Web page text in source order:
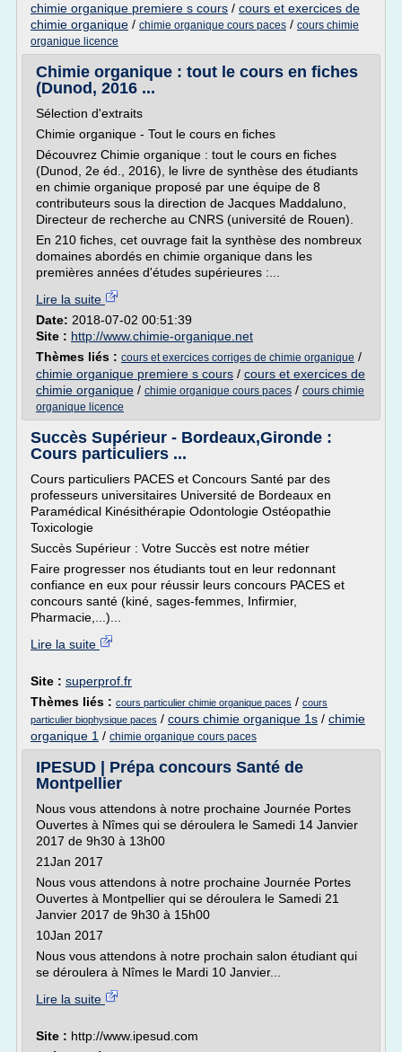
chimie organique premiere s cours / cours et exercices de
chimie organique / chimie organique cours paces / cours chimie
organique licence
Chimie organique : tout le cours en fiches
(Dunod, 2016 ...
Sélection d'extraits
Chimie organique - Tout le cours en fiches
Découvrez Chimie organique : tout le cours en fiches
(Dunod, 2e éd., 2016), le livre de synthèse des étudiants
en chimie organique proposé par une équipe de 8
contributeurs sous la direction de Jacques Maddaluno,
Directeur de recherche au CNRS (université de Rouen).
En 210 fiches, cet ouvrage fait la synthèse des nombreux
domaines abordés en chimie organique dans les
premières années d'études supérieures :...
Lire la suite
Date: 2018-07-02 00:51:39
Site : http://www.chimie-organique.net
Thèmes liés : cours et exercices corriges de chimie organique /
chimie organique premiere s cours / cours et exercices de
chimie organique / chimie organique cours paces / cours chimie
organique licence
Succès Supérieur - Bordeaux,Gironde :
Cours particuliers ...
Cours particuliers PACES et Concours Santé par des
professeurs universitaires Université de Bordeaux en
Paramédical Kinésithérapie Odontologie Ostéopathie
Toxicologie
Succès Supérieur : Votre Succès est notre métier
Faire progresser nos étudiants tout en leur redonnant
confiance en eux pour réussir leurs concours PACES et
concours santé (kiné, sages-femmes, Infirmier,
Pharmacie,...)...
Lire la suite
Site : superprof.fr
Thèmes liés : cours particulier chimie organique paces / cours
particulier biophysique paces / cours chimie organique 1s / chimie
organique 1 / chimie organique cours paces
IPESUD | Prépa concours Santé de
Montpellier
Nous vous attendons à notre prochaine Journée Portes
Ouvertes à Nîmes qui se déroulera le Samedi 14 Janvier
2017 de 9h30 à 13h00
21Jan 2017
Nous vous attendons à notre prochaine Journée Portes
Ouvertes à Montpellier qui se déroulera le Samedi 21
Janvier 2017 de 9h30 à 15h00
10Jan 2017
Nous vous attendons à notre prochain salon étudiant qui
se déroulera à Nîmes le Mardi 10 Janvier...
Lire la suite
Site : http://www.ipesud.com